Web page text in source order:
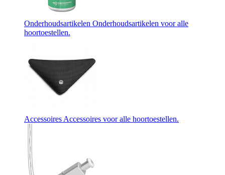
Onderhoudsartikelen Onderhoudsartikelen voor alle
hoortoestellen.
Accessoires Accessoires voor alle hoortoestellen.